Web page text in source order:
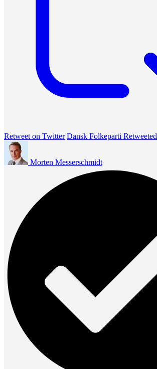
Retweet on Twitter Dansk Folkeparti Retweeted
Morten Messerschmidt